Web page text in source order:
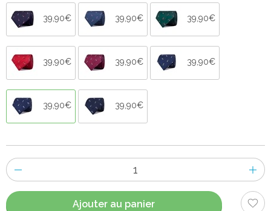
39,90€ 39,90€ 39,90€
39,90€ 39,90€ 39,90€
39,90€ 39,90€
Nombre
d'items
Ajouter au panier